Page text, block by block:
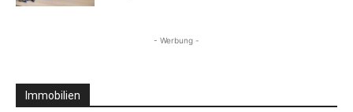
- Werbung -
Immobilien